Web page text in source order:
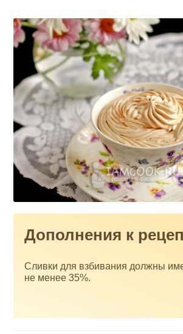
Дополнения к
Сливки для взбивания должны
не менее 35%.